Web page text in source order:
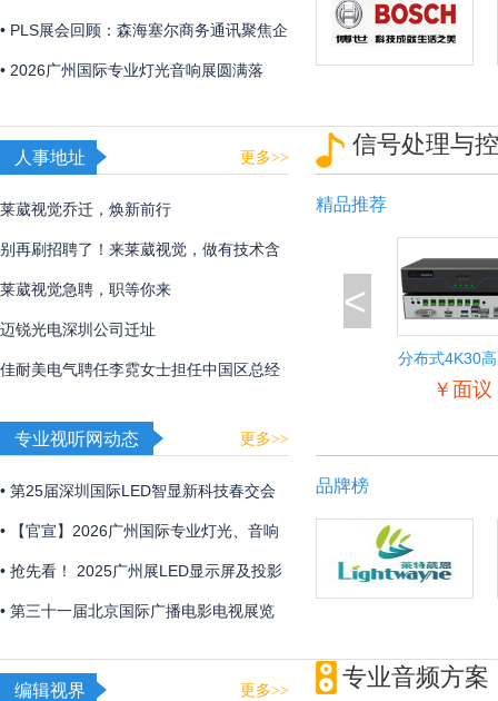
「视觉魔盒2026——光遇非遗」，带来非
遗文化与光影艺术的碰撞！
• PLS展会回顾：森海塞尔商务通讯聚焦企
业及教育解决方案
• 2026广州国际专业灯光音响展圆满落
核实力诠释极致声境
人事地址 更多>>
莱葳视觉乔迁，焕新前行
别再刷招聘了！来莱葳视觉，做有技术含
量的事
莱葳视觉急聘，职等你来
迈锐光电深圳公司迁址
佳耐美电气聘任李霓女士担任中国区总经
专业视听网动态 更多>>
• 第25届深圳国际LED智显新科技春交会
2026年初召开
• 【官宣】2026广州国际专业灯光、音响
展全新展区规划首发 ，全球招展正式启
动！
• 抢先看！ 2025广州展LED显示屏及投影
产品企业展品合集
• 第三十一届北京国际广播电影电视展览
信号处理与
精品推荐
<
分布式4K30
￥面议
品牌榜
编辑视界 更多>> 专业音频方案